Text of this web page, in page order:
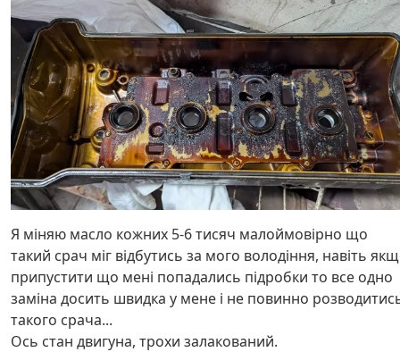
Я міняю масло кожних 5-6 тисяч малоймовірно що
такий срач міг відбутись за мого володіння, навіть
припустити що мені попадались підробки то все одно
заміна досить швидка у мене і не повинно
такого срача...
Ось стан двигуна, трохи залакований.